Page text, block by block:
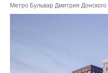
Метро Бульвар Дмитрия Донского